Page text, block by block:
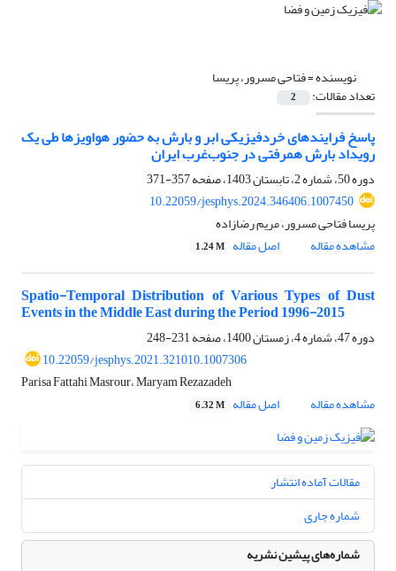
نویسنده =فتاحی مسرور، پریسا
تعداد مقالات: 2
پاسخ فرایندهای خردفیزیکی ابر و بارش به حضور هواویزها طی یک
رویداد بارش همرفتی در جنوب‌غرب ایران
دوره 50، شماره 2، تابستان 1403، صفحه
357-371
10.22059/jesphys.2024.346406.1007450
پریسا فتاحی مسرور، مریم رضازاده
مشاهده مقاله
اصل مقاله 1.24 M
Spatio-Temporal Distribution of Various Types of Dust
Events in the Middle East during the Period 1996-2015
دوره 47، شماره 4، زمستان 1400، صفحه
231-248
10.22059/jesphys.2021.321010.1007306
Parisa Fattahi Masrour، Maryam Rezazadeh
مشاهده مقاله
اصل مقاله 6.32 M
مقالات آماده انتشار
شماره جاری
شماره‌های پیشین نشریه